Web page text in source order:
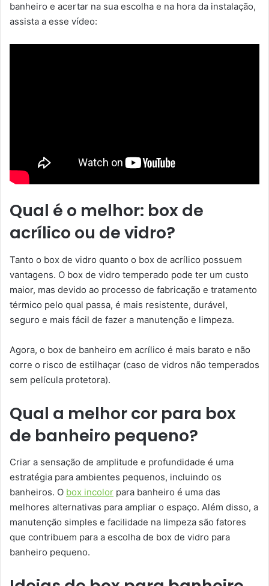
banheiro e acertar na sua escolha e na hora da instalação,
assista a esse vídeo:
Qual é o melhor: box de
acrílico ou de vidro?
Tanto o box de vidro quanto o box de acrílico possuem
vantagens. O box de vidro temperado pode ter um custo
maior, mas devido ao processo de fabricação e tratamento
térmico pelo qual passa, é mais resistente, durável,
seguro e mais fácil de fazer a manutenção e limpeza.
Agora, o box de banheiro em acrílico é mais barato e não
corre o risco de estilhaçar (caso de vidros não temperados
sem película protetora).
Qual a melhor cor para box
de banheiro pequeno?
Criar a sensação de amplitude e profundidade é uma
estratégia para ambientes pequenos, incluindo os
banheiros. O box incolor para banheiro é uma das
melhores alternativas para ampliar o espaço. Além disso, a
manutenção simples e facilidade na limpeza são fatores
que contribuem para a escolha de box de vidro para
banheiro pequeno.